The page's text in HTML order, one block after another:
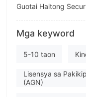
Guotai Haitong
Pagwawasto
GUOTAI HAITONG
empleyado ng
Mga keyword
5-10 taon
Lisensya sa
(AGN)